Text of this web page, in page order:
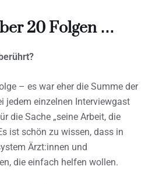
20 Folgen …
– es war eher die Summe der
jedem einzelnen Interviewgast
die Sache „seine Arbeit, die
ist schön zu wissen, dass in
Ärzt:innen und
die einfach helfen wollen.